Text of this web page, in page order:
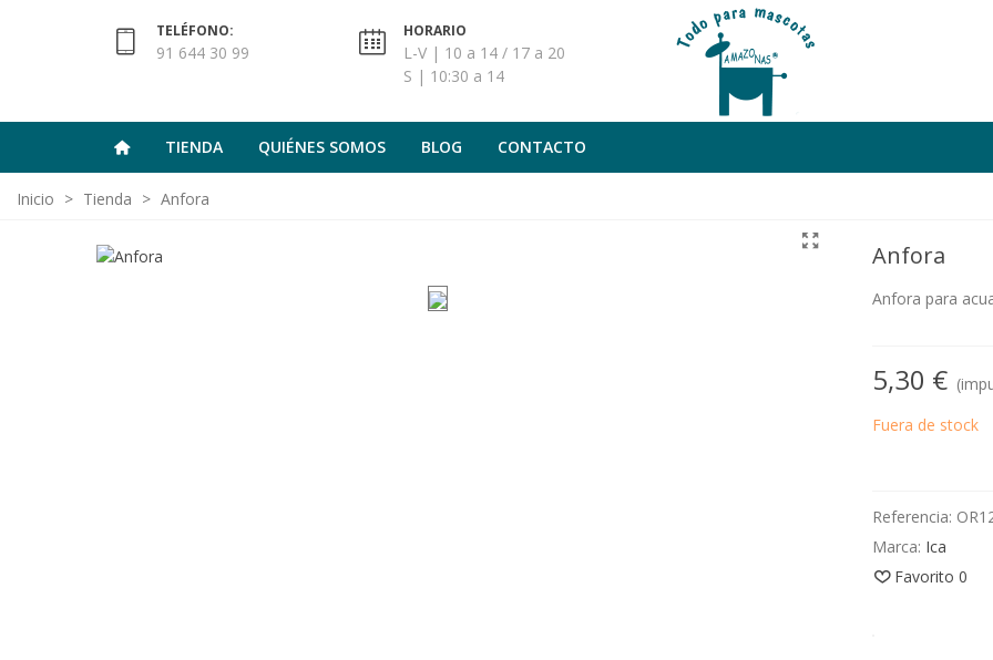
TELÉFONO:
91 644 30 99
HORARIO
L-V | 10 a 14 / 17 a 20
S | 10:30 a 14
TIENDA QUIÉNES SOMOS BLOG CONTACTO
Inicio > Tienda > Anfora
Anfora
Anfora para
5,30 €
Fuera de stock
Referencia:
Marca: Ica
Favorito 0